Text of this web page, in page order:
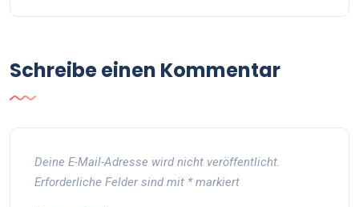
Schreibe einen Kommentar
Deine E-Mail-Adresse wird nicht veröffentlicht.
Erforderliche Felder sind mit *markiert